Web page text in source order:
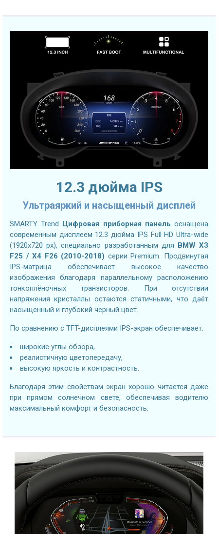
12.3 дюйма IPS
Ультраяркий и насыщенный дисплей
SMARTY Trend Цифровая приборная панель оснащена
современным дисплеем 12.3 дюйма IPS Full HD Ultra-wide
(1920x720 px), специально разработанным для BMW X3
F25 / X4 F26 (2010-2018) серии Premium. Продвинутая
IPS-матрица обеспечивает высокое качество
изображения благодаря параллельному расположению
тонкоплёночных транзисторов. При отсутствии
напряжения кристаллы остаются статичными, что даёт
насыщенный и глубокий чёрный цвет.
По сравнению с TFT-дисплеями IPS-экран обеспечивает:
широкие углы обзора,
реалистичную цветопередачу,
высокую яркость и контрастность.
Благодаря этим свойствам экран хорошо читается даже
при прямом солнечном свете, обеспечивая водителю
максимальный комфорт и безопасность.